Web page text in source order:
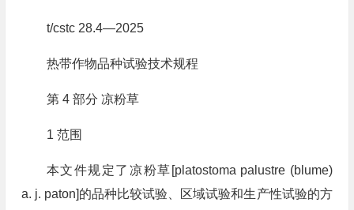
t/cstc 28.4—2025
热带作物品种试验技术规程
第 4 部分 凉粉草
1 范围
本文件规定了凉粉草[platostoma palustre (blume)
a. j. paton]的品种比较试验、区域试验和生产性试验的方